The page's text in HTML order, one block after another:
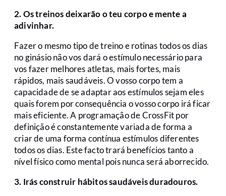
2. Os treinos deixarão o teu corpo e mente a
adivinhar.
Fazer o mesmo tipo de treino e rotinas todos os dias
no ginásio não vos dará o estímulo necessário para
vos fazer melhores atletas, mais fortes, mais
rápidos, mais saudáveis. O vosso corpo tem a
capacidade de se adaptar aos estímulos sejam eles
quais forem por consequência o vosso corpo irá ficar
mais eficiente. A programação de CrossFit por
definição é constantemente variada de forma a
criar de uma forma contínua estímulos diferentes
todos os dias. Este facto trará benefícios tanto a
nível físico como mental pois nunca será aborrecido.
3. Irás construir hábitos saudáveis duradouros.